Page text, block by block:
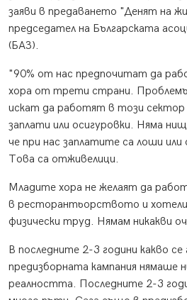
заяви в предаването "Денят на
председател на Българската
(БАЗ).
"90% от нас предпочитат да
хора от трети страни.
искат да работят в този сектор
заплати или осигуровки. Няма
че при нас заплатите са лоши или
Това са отживелици.
Младите хора не желаят да
в ресторантьорството и
физически труд. Нямам никакви
В последните 2-3 години какво
предизборната кампания нямаше
реалността. Последните 2-3